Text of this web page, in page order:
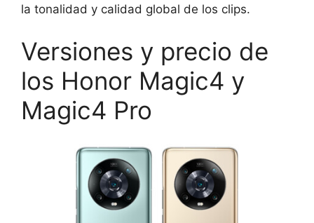
la tonalidad y calidad global de los clips.
Versiones y precio de
los Honor Magic4 y
Magic4 Pro